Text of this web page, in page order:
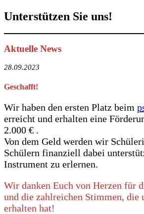
Unterstützen Sie uns!
Aktuelle News
28.09.2023
Geschafft!
Wir haben den ersten Platz beim
erreicht und erhalten eine
2.000 € .
Von dem Geld werden wir
Schülern finanziell dabei
Instrument zu erlernen.
Wir danken Euch von Herzen für
und die zahlreichen Stimmen, die
erhalten hat!